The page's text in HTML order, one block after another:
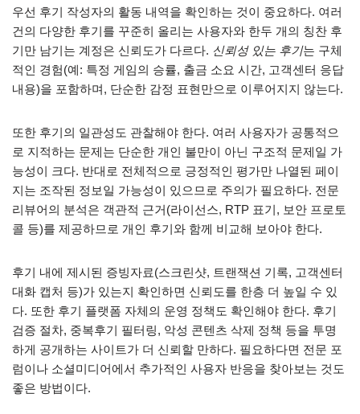
우선 후기 작성자의 활동 내역을 확인하는 것이 중요하다. 여러
건의 다양한 후기를 꾸준히 올리는 사용자와 한두 개의 칭찬 후
기만 남기는 계정은 신뢰도가 다르다. 신뢰성 있는 후기는 구체
적인 경험(예: 특정 게임의 승률, 출금 소요 시간, 고객센터 응답
내용)을 포함하며, 단순한 감정 표현만으로 이루어지지 않는다.
또한 후기의 일관성도 관찰해야 한다. 여러 사용자가 공통적으
로 지적하는 문제는 단순한 개인 불만이 아닌 구조적 문제일 가
능성이 크다. 반대로 전체적으로 긍정적인 평가만 나열된 페이
지는 조작된 정보일 가능성이 있으므로 주의가 필요하다. 전문
리뷰어의 분석은 객관적 근거(라이선스, RTP 표기, 보안 프로토
콜 등)를 제공하므로 개인 후기와 함께 비교해 보아야 한다.
후기 내에 제시된 증빙자료(스크린샷, 트랜잭션 기록, 고객센터
대화 캡처 등)가 있는지 확인하면 신뢰도를 한층 더 높일 수 있
다. 또한 후기 플랫폼 자체의 운영 정책도 확인해야 한다. 후기
검증 절차, 중복후기 필터링, 악성 콘텐츠 삭제 정책 등을 투명
하게 공개하는 사이트가 더 신뢰할 만하다. 필요하다면 전문 포
럼이나 소셜미디어에서 추가적인 사용자 반응을 찾아보는 것도
좋은 방법이다.